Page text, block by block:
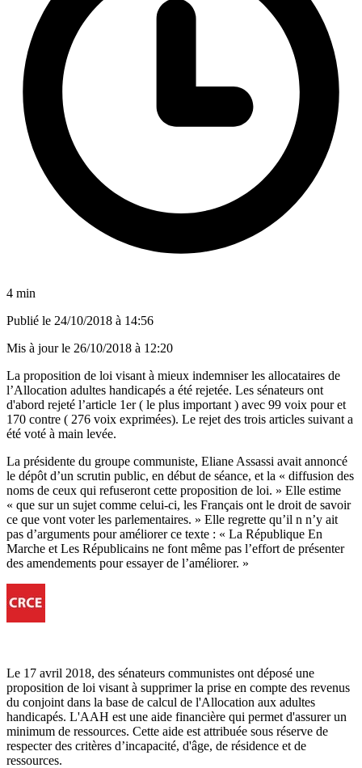
4 min
Publié le 24/10/2018 à 14:56
Mis à jour le 26/10/2018 à 12:20
La proposition de loi visant à mieux indemniser les allocataires de
l’Allocation adultes handicapés a été rejetée. Les sénateurs ont
d'abord rejeté l’article 1er ( le plus important ) avec 99 voix pour et
170 contre ( 276 voix exprimées). Le rejet des trois articles suivant a
été voté à main levée.
La présidente du groupe communiste, Eliane Assassi avait annoncé
le dépôt d’un scrutin public, en début de séance, et la « diffusion des
noms de ceux qui refuseront cette proposition de loi. » Elle estime
« que sur un sujet comme celui-ci, les Français ont le droit de savoir
ce que vont voter les parlementaires. » Elle regrette qu’il n n’y ait
pas d’arguments pour améliorer ce texte : « La République En
Marche et Les Républicains ne font même pas l’effort de présenter
des amendements pour essayer de l’améliorer. »
Le 17 avril 2018, des sénateurs communistes ont déposé une
proposition de loi visant à supprimer la prise en compte des revenus
du conjoint dans la base de calcul de l'Allocation aux adultes
handicapés. L'AAH est une aide financière qui permet d'assurer un
minimum de ressources. Cette aide est attribuée sous réserve de
respecter des critères d’incapacité, d'âge, de résidence et de
ressources.